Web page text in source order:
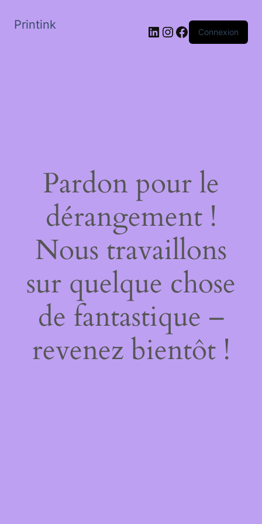
Printink LinkedIn
Instagram
Facebook
Connexion
Pardon pour le
dérangement !
Nous travaillons
sur quelque chose
de fantastique –
revenez bientôt !